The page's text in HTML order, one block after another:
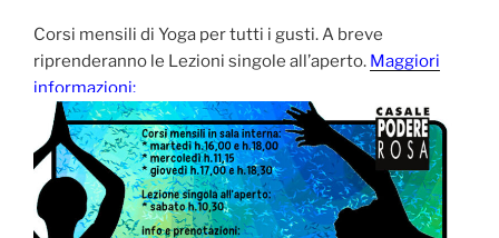
Corsi mensili di Yoga per tutti i gusti. A breve
riprenderanno le Lezioni singole all’aperto. Maggiori
informazioni: